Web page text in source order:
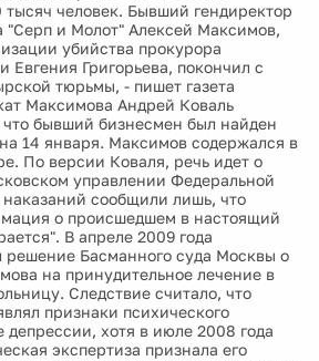
тысяч человек. Бывший гендиректор
"Серп и Молот" Алексей Максимов,
убийства прокурора
Евгения Григорьева, покончил с
тюрьмы, - пишет газета
Максимова Андрей Коваль
бывший бизнесмен был найден
14 января. Максимов содержался в
По версии Коваля, речь идет о
управлении Федеральной
сообщили лишь, что
о происшедшем в настоящий
В апреле 2009 года
решение Басманного суда Москвы о
на принудительное лечение в
Следствие считало, что
признаки психического
депрессии, хотя в июле 2008 года
экспертиза признала его